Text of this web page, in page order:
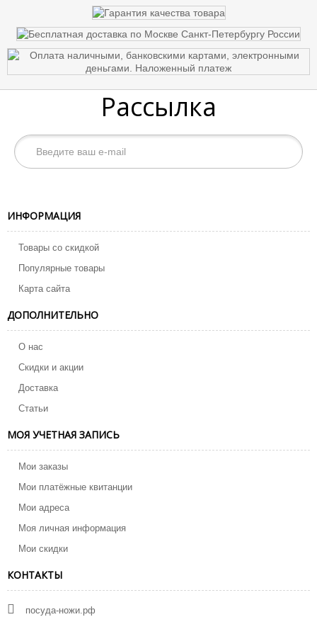
Рассылка
ИНФОРМАЦИЯ
Товары со скидкой
Популярные товары
Карта сайта
ДОПОЛНИТЕЛЬНО
О нас
Скидки и акции
Доставка
Статьи
МОЯ УЧЕТНАЯ ЗАПИСЬ
Мои заказы
Мои платёжные квитанции
Мои адреса
Моя личная информация
Мои скидки
КОНТАКТЫ
посуда-ножи.рф